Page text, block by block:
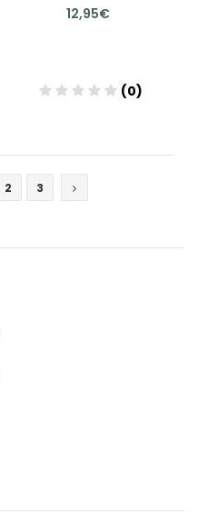
12,95€
(0)
2 3